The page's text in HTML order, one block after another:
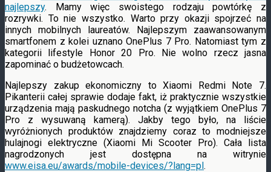
najlepszy. Mamy więc swoistego rodzaju powtórkę z
rozrywki. To nie wszystko. Warto przy okazji spojrzeć na
innych mobilnych laureatów. Najlepszym zaawansowanym
smartfonem z kolei uznano OnePlus 7 Pro. Natomiast tym z
kategorii lifestyle Honor 20 Pro. Nie wolno rzecz jasna
zapominać o budżetowcach.
Najlepszy zakup ekonomiczny to Xiaomi Redmi Note 7.
Pikanterii całej sprawie dodaje fakt, iż praktycznie wszystkie
urządzenia mają paskudnego notcha (z wyjątkiem OnePlus 7
Pro z wysuwaną kamerą). Jakby tego było, na liście
wyróżnionych produktów znajdziemy coraz to modniejsze
hulajnogi elektryczne (Xiaomi Mi Scooter Pro). Cała lista
nagrodzonych jest dostępna na witrynie
www.eisa.eu/awards/mobile-devices/?lang=pl.